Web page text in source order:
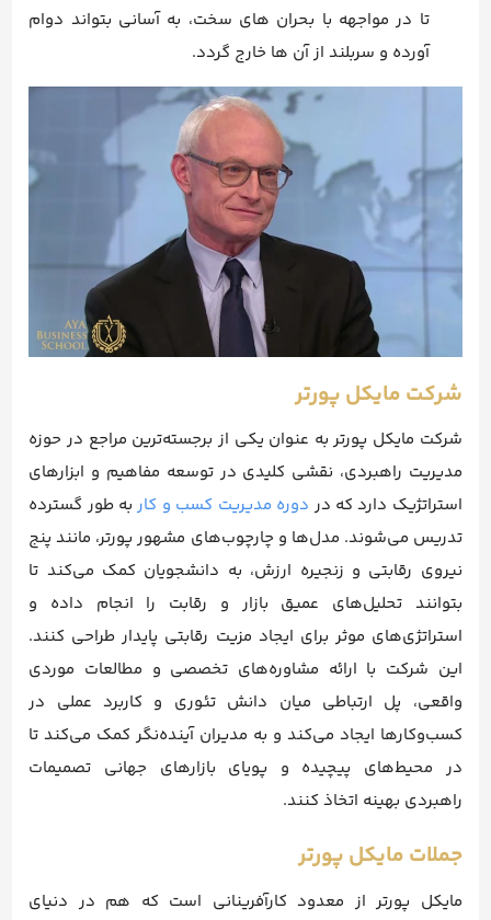
تا در مواجهه با بحران های سخت، به آسانی بتواند دوام
آورده و سربلند از آن ها خارج گردد.
شرکت مایکل پورتر
شرکت مایکل پورتر به عنوان یکی از برجسته‌ترین مراجع در حوزه
مدیریت راهبردی، نقشی کلیدی در توسعه مفاهیم و ابزارهای
استراتژیک دارد که در دوره مدیریت کسب و کاربه طور گسترده
تدریس می‌شوند. مدل‌ها و چارچوب‌های مشهور پورتر، مانند پنج
نیروی رقابتی و زنجیره ارزش، به دانشجویان کمک می‌کند تا
بتوانند تحلیل‌های عمیق بازار و رقابت را انجام داده و
استراتژی‌های موثر برای ایجاد مزیت رقابتی پایدار طراحی کنند.
این شرکت با ارائه مشاوره‌های تخصصی و مطالعات موردی
واقعی، پل ارتباطی میان دانش تئوری و کاربرد عملی در
کسب‌وکارها ایجاد می‌کند و به مدیران آینده‌نگر کمک می‌کند تا
در محیط‌های پیچیده و پویای بازارهای جهانی تصمیمات
راهبردی بهینه اتخاذ کنند.
جملات مایکل پورتر
مایکل پورتر از معدود کارآفرینانی است که هم در دنیای